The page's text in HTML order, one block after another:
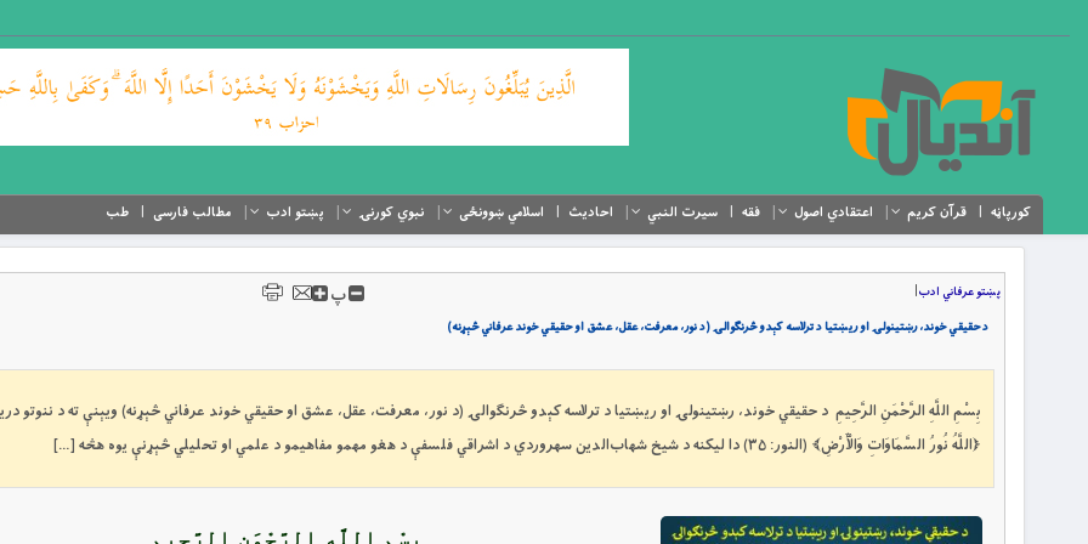
کورپاڼه قرآن کریم اعتقادي اصول فقه سیرت النبي احادیث اسلامي ښوونځی نبوي کورنۍ پښتو ادب مطالب فارسی طب
پښتو عرفاني ادب| پ
د حقیقي خوند، رښتینولۍ او ریښتیا د ترلاسه کېدو څرنګوالۍ (د نور، معرفت، عقل، عشق او حقیقي خوند عرفاني څېړنه)
بِسْمِ اللَّهِ الرَّحْمَنِ الرَّحِيمِ د حقیقي خوند، رښتینولۍ او ریښتیا د ترلاسه کېدو څرنګوالۍ (د نور، معرفت، عقل، عشق او حقیقي خوند عرفاني څېړنه) ویېنې ته د ننوتو
﴿اللَّهُ نُورُ السَّمَاوَاتِ وَالْأَرْضِ﴾ (النور: ۳۵) دا لیکنه د شیخ شهاب‌الدین سهروردي د اشراقي فلسفې د هغو مهمو مفاهیمو د علمي او تحلیلي څېړنې یوه هڅه […]
بِسْمِ اللَّهِ الرَّحْمَنِ الرَّحِيمِ